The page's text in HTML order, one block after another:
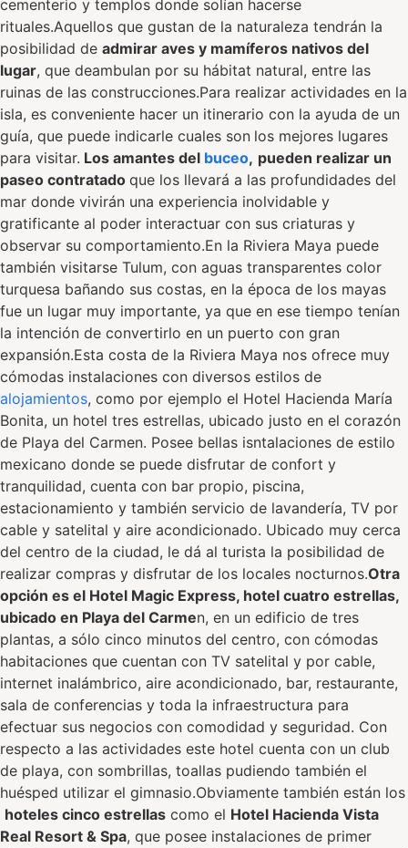
cementerio y templos donde solían hacerse
rituales.Aquellos que gustan de la naturaleza tendrán la
posibilidad de admirar aves y mamíferos nativos del
lugar, que deambulan por su hábitat natural, entre las
ruinas de las construcciones.Para realizar actividades en la
isla, es conveniente hacer un itinerario con la ayuda de un
guía, que puede indicarle cuales son los mejores lugares
para visitar. Los amantes del buceo, pueden realizar un
paseo contratado que los llevará a las profundidades del
mar donde vivirán una experiencia inolvidable y
gratificante al poder interactuar con sus criaturas y
observar su comportamiento.En la Riviera Maya puede
también visitarse Tulum, con aguas transparentes color
turquesa bañando sus costas, en la época de los mayas
fue un lugar muy importante, ya que en ese tiempo tenían
la intención de convertirlo en un puerto con gran
expansión.Esta costa de la Riviera Maya nos ofrece muy
cómodas instalaciones con diversos estilos de
alojamientos, como por ejemplo el Hotel Hacienda María
Bonita, un hotel tres estrellas, ubicado justo en el corazón
de Playa del Carmen. Posee bellas isntalaciones de estilo
mexicano donde se puede disfrutar de confort y
tranquilidad, cuenta con bar propio, piscina,
estacionamiento y también servicio de lavandería, TV por
cable y satelital y aire acondicionado. Ubicado muy cerca
del centro de la ciudad, le dá al turista la posibilidad de
realizar compras y disfrutar de los locales nocturnos.Otra
opción es el Hotel Magic Express, hotel cuatro estrellas,
ubicado en Playa del Carmen, en un edificio de tres
plantas, a sólo cinco minutos del centro, con cómodas
habitaciones que cuentan con TV satelital y por cable,
internet inalámbrico, aire acondicionado, bar, restaurante,
sala de conferencias y toda la infraestructura para
efectuar sus negocios con comodidad y seguridad. Con
respecto a las actividades este hotel cuenta con un club
de playa, con sombrillas, toallas pudiendo también el
huésped utilizar el gimnasio.Obviamente también están los
hoteles cinco estrellas como el Hotel Hacienda Vista
Real Resort & Spa, que posee instalaciones de primer